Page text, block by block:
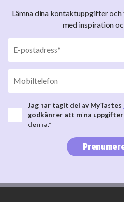
Lämna dina kontaktuppgifter
med inspiration
Jag har tagit del av MyTastes
godkänner att mina
denna.*